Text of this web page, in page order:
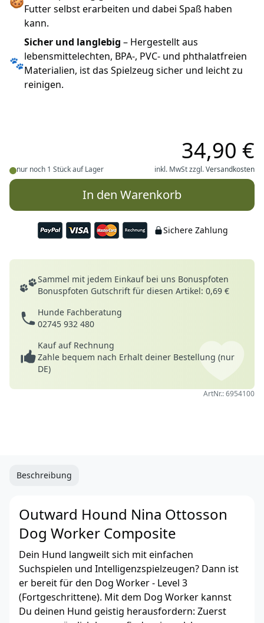
Futter selbst erarbeiten und dabei Spaß haben
kann.
🐾
Sicher und langlebig – Hergestellt aus
lebensmittelechten, BPA-, PVC- und phthalatfreien
Materialien, ist das Spielzeug sicher und leicht zu
reinigen.
nur noch 1 Stück auf Lager
34,90 €
inkl. MwSt zzgl.Versandkosten
In den Warenkorb
Sichere Zahlung
Deine Vorteile
Sammel mit jedem Einkauf bei uns Bonuspfoten
Bonuspfoten Gutschrift für diesen Artikel: 0,69 €
Hunde Fachberatung
02745 932 480
Kauf auf Rechnung
Zahle bequem nach Erhalt deiner Bestellung (nur
DE)
ArtNr.: 6954100
Beschreibung
Outward Hound Nina Ottosson
Dog Worker Composite
Dein Hund langweilt sich mit einfachen
Suchspielen und Intelligenzspielzeugen? Dann ist
er bereit für den Dog Worker - Level 3
(Fortgeschrittene). Mit dem Dog Worker kannst
Du deinen Hund geistig herausfordern: Zuerst